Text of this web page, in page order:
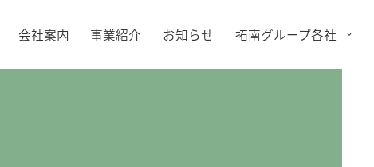
会社案内 事業紹介 お知らせ 拓南グループ各社